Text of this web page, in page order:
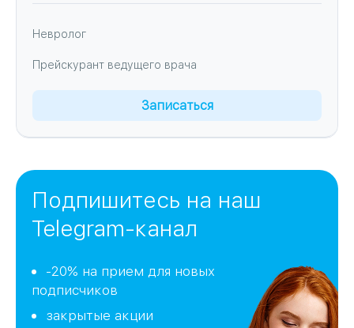
Невролог
Прейскурант ведущего врача
Записаться
Подпишитесь на наш
Telegram-канал
-20% на прием для новых
подписчиков
закрытые акции